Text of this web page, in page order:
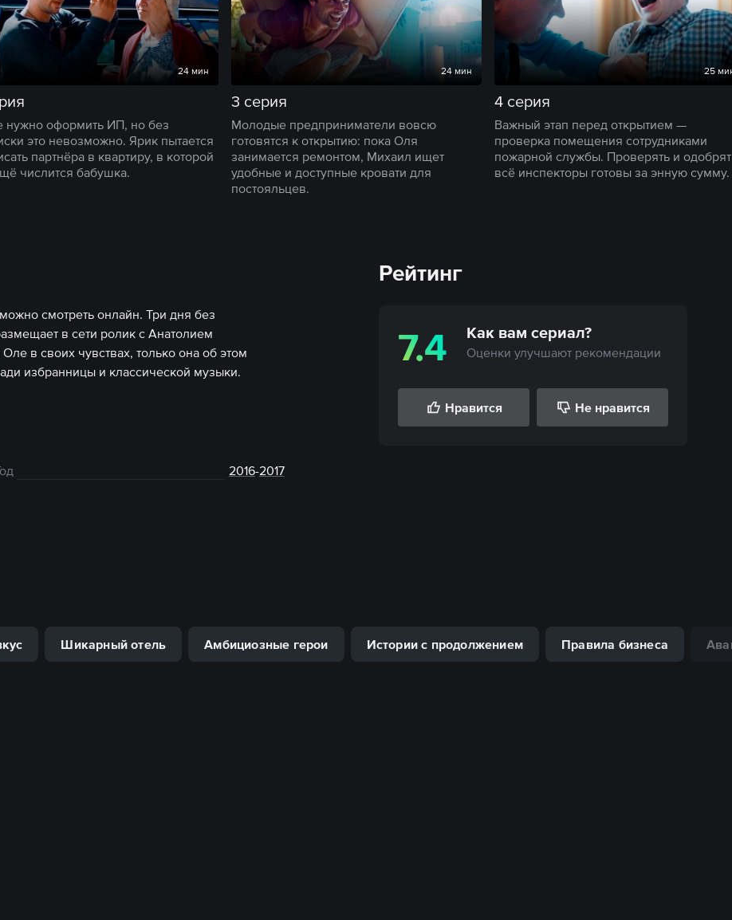
24 мин
оформить ИП, но без
это невозможно. Ярик пытается
партнёра в квартиру, в которой
числится бабушка.
24 мин
3 серия
Молодые предприниматели вовсю
готовятся к открытию: пока Оля
занимается ремонтом, Михаил ищет
удобные и доступные кровати для
постояльцев.
25
4 серия
Важный этап перед открытием —
проверка помещения сотрудниками
пожарной службы. Проверять и
всё инспекторы готовы за энную сумму.
смотреть онлайн. Три дня без
в сети ролик с Анатолием
в своих чувствах, только она об этом
избранницы и классической музыки.
2016-2017
Рейтинг
7.4 Как вам сериал?
Оценки улучшают рекомендации
Нравится Не нравится
Шикарный отель Амбициозные герои Истории с продолжением Правила бизнеса